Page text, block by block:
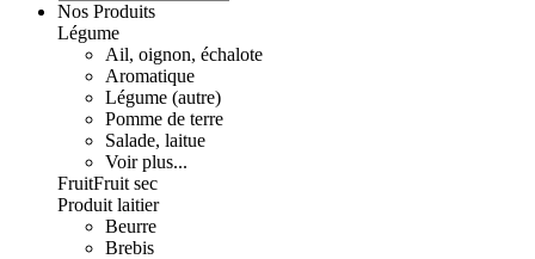
Nos Produits
Légume
Ail, oignon, échalote
Aromatique
Légume (autre)
Pomme de terre
Salade, laitue
Voir plus...
FruitFruit sec
Produit laitier
Beurre
Brebis